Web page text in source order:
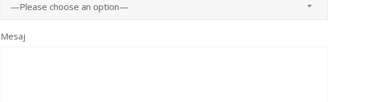
—Please choose an option—
Mesaj